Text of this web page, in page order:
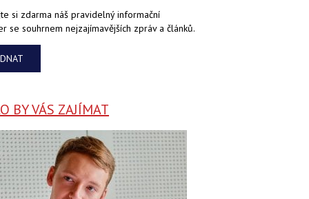
si zdarma náš pravidelný informační
se souhrnem nejzajímavějších zpráv a článků.
BY VÁS ZAJÍMAT